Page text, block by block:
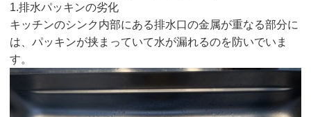
1.排水パッキンの劣化
キッチンのシンク内部にある排水口の金属が重なる部分に
は、パッキンが挟まっていて水が漏れるのを防いでいま
す。